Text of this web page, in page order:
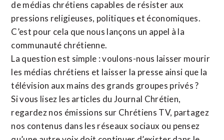
de médias chrétiens capables de résister aux
pressions religieuses, politiques et économiques.
C’est pour cela que nous lançons un appel à la
communauté chrétienne.
La question est simple : voulons-nous laisser mourir
les médias chrétiens et laisser la presse ainsi que la
télévision aux mains des grands groupes privés ?
Si vous lisez les articles du Journal Chrétien,
regardez nos émissions sur Chrétiens TV, partagez
nos contenus dans les réseaux sociaux ou pensez